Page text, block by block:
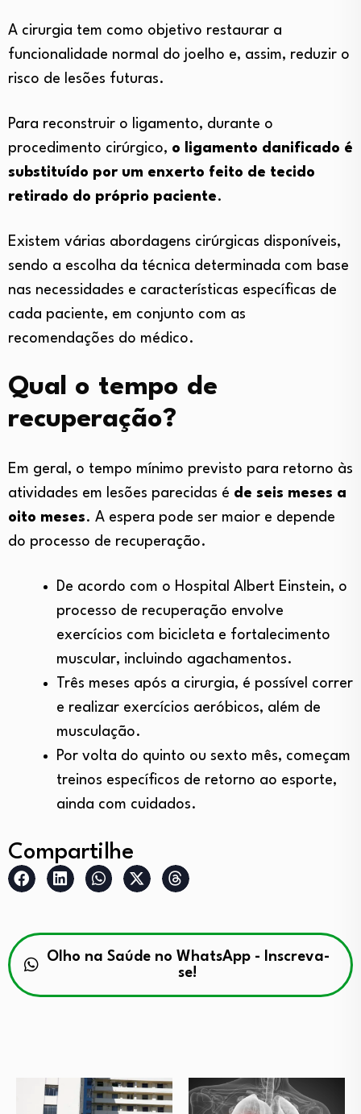
A cirurgia tem como objetivo restaurar a
funcionalidade normal do joelho e, assim, reduzir o
risco de lesões futuras.
Para reconstruir o ligamento, durante o
procedimento cirúrgico, o ligamento danificado é
substituído por um enxerto feito de tecido
retirado do próprio paciente.
Existem várias abordagens cirúrgicas disponíveis,
sendo a escolha da técnica determinada com base
nas necessidades e características específicas de
cada paciente, em conjunto com as
recomendações do médico.
Qual o tempo de
recuperação?
Em geral, o tempo mínimo previsto para retorno às
atividades em lesões parecidas é de seis meses a
oito meses. A espera pode ser maior e depende
do processo de recuperação.
De acordo com o Hospital Albert Einstein, o
processo de recuperação envolve
exercícios com bicicleta e fortalecimento
muscular, incluindo agachamentos.
Três meses após a cirurgia, é possível correr
e realizar exercícios aeróbicos, além de
musculação.
Por volta do quinto ou sexto mês, começam
treinos específicos de retorno ao esporte,
ainda com cuidados.
Compartilhe
Olho na Saúde no WhatsApp - Inscreva-
se!